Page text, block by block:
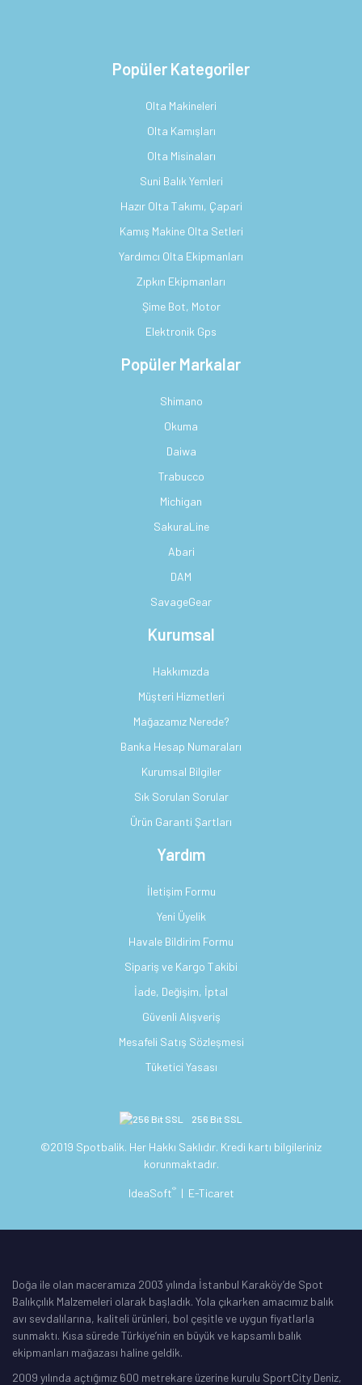
Popüler Kategoriler
Olta Makineleri
Olta Kamışları
Olta Misinaları
Suni Balık Yemleri
Hazır Olta Takımı, Çapari
Kamış Makine Olta Setleri
Yardımcı Olta Ekipmanları
Zıpkın Ekipmanları
Şime Bot, Motor
Elektronik Gps
Popüler Markalar
Shimano
Okuma
Daiwa
Trabucco
Michigan
SakuraLine
Abari
DAM
SavageGear
Kurumsal
Hakkımızda
Müşteri Hizmetleri
Mağazamız Nerede?
Banka Hesap Numaraları
Kurumsal Bilgiler
Sık Sorulan Sorular
Ürün Garanti Şartları
Yardım
İletişim Formu
Yeni Üyelik
Havale Bildirim Formu
Sipariş ve Kargo Takibi
İade, Değişim, İptal
Güvenli Alışveriş
Mesafeli Satış Sözleşmesi
Tüketici Yasası
256 Bit SSL
©2019 Spotbalik. Her Hakkı Saklıdır. Kredi kartı bilgileriniz
korunmaktadır.
IdeaSoft® | E-Ticaret
Doğa ile olan maceramıza 2003 yılında İstanbul Karaköy’de Spot
Balıkçılık Malzemeleri olarak başladık. Yola çıkarken amacımız balık
avı sevdalılarına, kaliteli ürünleri, bol çeşitle ve uygun fiyatlarla
sunmaktı. Kısa sürede Türkiye’nin en büyük ve kapsamlı balık
ekipmanları mağazası haline geldik.
2009 yılında açtığımız 600 metrekare üzerine kurulu SportCity Deniz,